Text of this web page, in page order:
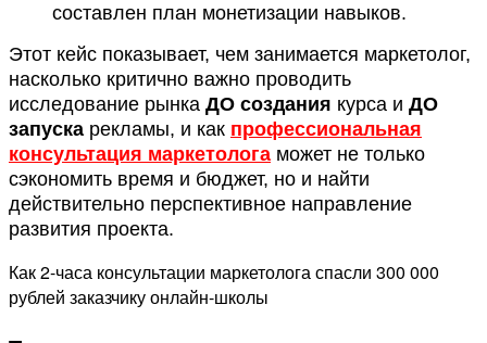
составлен план монетизации навыков.
Этот кейс показывает, чем занимается маркетолог,
насколько критично важно проводить
исследование рынка ДО создания курса и ДО
запуска рекламы, и как профессиональная
консультация маркетолога может не только
сэкономить время и бюджет, но и найти
действительно перспективное направление
развития проекта.
Как 2-часа консультации маркетолога спасли 300 000
рублей заказчику онлайн-школы